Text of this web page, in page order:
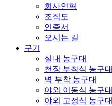
회사연혁
조직도
인증서
오시는 길
구기
실내 농구대
천장 부착식 농구대
벽 부착 농구대
야외 이동식 농구대
야외 고정식 농구대